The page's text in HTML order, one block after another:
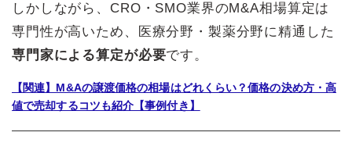
しかしながら、CRO・SMO業界のM&A相場算定は
専門性が高いため、医療分野・製薬分野に精通した
専門家による算定が必要です。
【関連】M&Aの譲渡価格の相場はどれくらい？価格の決め方・高
値で売却するコツも紹介【事例付き】